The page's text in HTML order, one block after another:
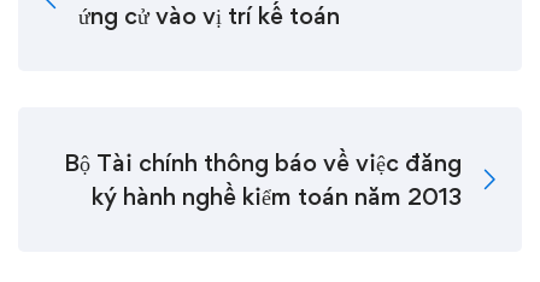
ứng cử vào vị trí kế toán
Bộ Tài chính thông báo về việc đăng
ký hành nghề kiểm toán năm 2013